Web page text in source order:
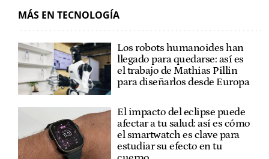
MÁS EN TECNOLOGÍA
Los robots humanoides han
llegado para quedarse: así es
el trabajo de Mathias Pillin
para diseñarlos desde Europa
El impacto del eclipse puede
afectar a tu salud: así es cómo
el smartwatch es clave para
estudiar su efecto en tu